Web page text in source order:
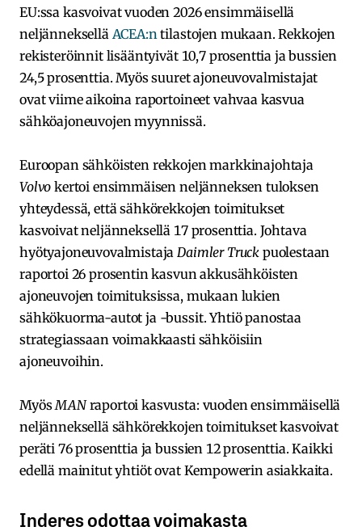
EU:ssa kasvoivat vuoden 2026 ensimmäisellä
neljänneksellä ACEA:n tilastojen mukaan. Rekkojen
rekisteröinnit lisääntyivät 10,7 prosenttia ja bussien
24,5 prosenttia. Myös suuret ajoneuvovalmistajat
ovat viime aikoina raportoineet vahvaa kasvua
sähköajoneuvojen myynnissä.
Euroopan sähköisten rekkojen markkinajohtaja
Volvo kertoi ensimmäisen neljänneksen tuloksen
yhteydessä, että sähkörekkojen toimitukset
kasvoivat neljänneksellä 17 prosenttia. Johtava
hyötyajoneuvovalmistaja Daimler Truck puolestaan
raportoi 26 prosentin kasvun akkusähköisten
ajoneuvojen toimituksissa, mukaan lukien
sähkökuorma-autot ja -bussit. Yhtiö panostaa
strategiassaan voimakkaasti sähköisiin
ajoneuvoihin.
Myös MANraportoi kasvusta: vuoden ensimmäisellä
neljänneksellä sähkörekkojen toimitukset kasvoivat
peräti 76 prosenttia ja bussien 12 prosenttia. Kaikki
edellä mainitut yhtiöt ovat Kempowerin asiakkaita.
Inderes odottaa voimakasta